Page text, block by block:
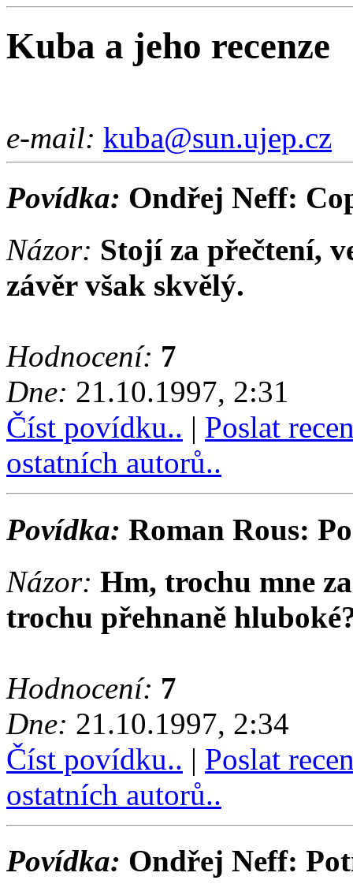
Kuba a jeho recenze
e-mail: kuba@sun.ujep.cz
Povídka: Ondřej Neff:
Názor: Stojí za přečtení,
závěr však skvělý.
Hodnocení: 7
Dne: 21.10.1997, 2:31
Číst povídku.. | Poslat
ostatních autorů..
Povídka: Roman Rous:
Názor: Hm, trochu mne
trochu přehnaně
Hodnocení: 7
Dne: 21.10.1997, 2:34
Číst povídku.. | Poslat
ostatních autorů..
Povídka: Ondřej Neff: